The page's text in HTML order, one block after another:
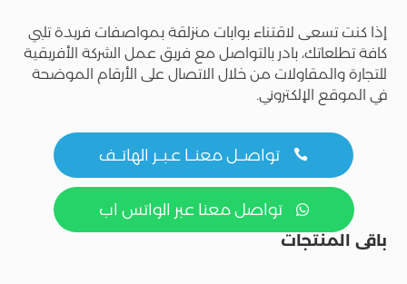
باقى المنتجات
إذا كنت تسعى لاقتناء بوابات منزلقة بمواصفات فريدة تلبي
كافة تطلعاتك، بادر بالتواصل مع فريق عمل الشركة الأفريقية
للتجارة والمقاولات من خلال الاتصال على الأرقام الموضحة
في الموقع الإلكتروني.
تواصــل معنــا عـبــر الهاتــف 
تواصل معنا عبر الواتس اب 